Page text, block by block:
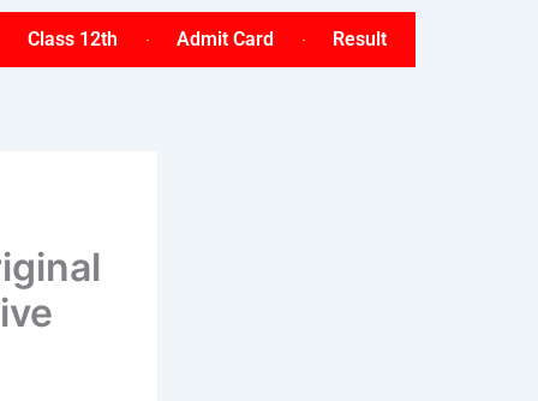
Class 12th Admit Card Result